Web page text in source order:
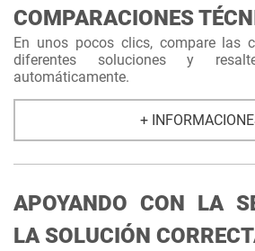
COMPARACIONES
En unos pocos clics, compare las
diferentes soluciones y
automáticamente.
+
APOYANDO CON LA
LA SOLUCIÓN